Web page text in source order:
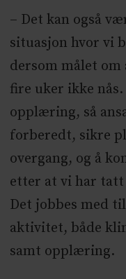
– Det kan også
situasjon hvor vi
dersom målet
fire uker ikke nås.
opplæring, så
forberedt, sikre
overgang, og å
etter at vi har
Det jobbes med
aktivitet, både
samt opplæring.